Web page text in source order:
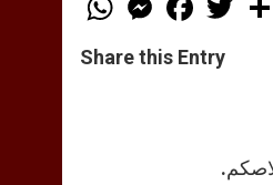
h
t
s
e
s
e
a
e
b
w
Share this Entry